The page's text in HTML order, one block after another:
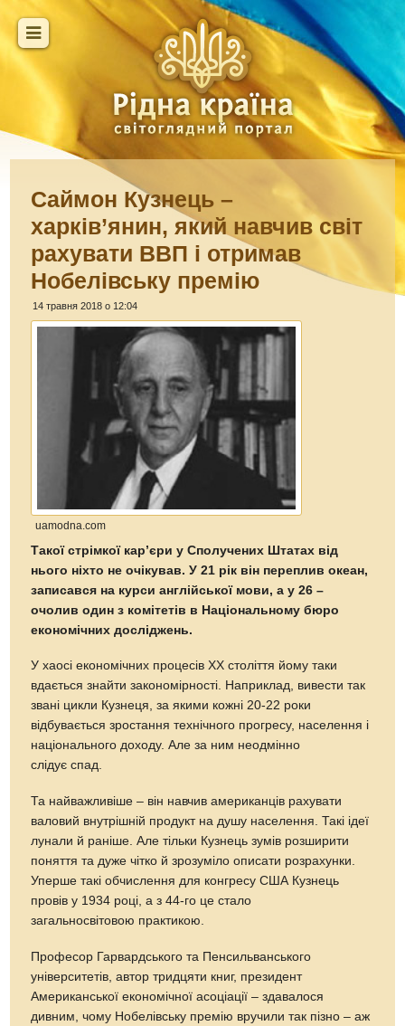
Саймон Кузнець –
харків’янин, який навчив світ
рахувати ВВП і отримав
Нобелівську премію
14 травня 2018 о 12:04
uamodna.com
Такої стрімкої кар’єри у Сполучених Штатах від
нього ніхто не очікував. У 21 рік він переплив океан,
записався на курси англійської мови, а у 26 –
очолив один з комітетів в Національному бюро
економічних досліджень.
У хаосі економічних процесів ХХ століття йому таки
вдається знайти закономірності. Наприклад, вивести так
звані цикли Кузнеця, за якими кожні 20-22 роки
відбувається зростання технічного прогресу, населення і
національного доходу. Але за ним неодмінно
слідує спад.
Та найважливіше – він навчив американців рахувати
валовий внутрішній продукт на душу населення. Такі ідеї
лунали й раніше. Але тільки Кузнець зумів розширити
поняття та дуже чітко й зрозуміло описати розрахунки.
Уперше такі обчислення для конгресу США Кузнець
провів у 1934 році, а з 44-го це стало
загальносвітовою практикою.
Професор Гарвардського та Пенсильванського
університетів, автор тридцяти книг, президент
Американської економічної асоціації – здавалося
дивним, чому Нобелівську премію вручили так пізно – аж